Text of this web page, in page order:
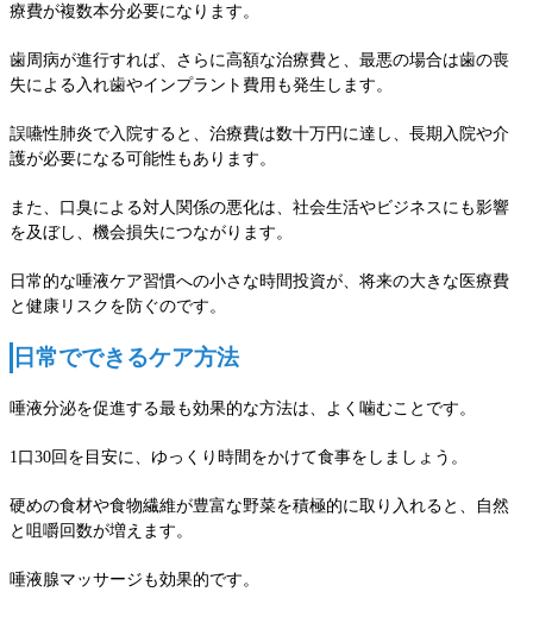
療費が複数本分必要になります。
歯周病が進行すれば、さらに高額な治療費と、最悪の場合は歯の喪
失による入れ歯やインプラント費用も発生します。
誤嚥性肺炎で入院すると、治療費は数十万円に達し、長期入院や介
護が必要になる可能性もあります。
また、口臭による対人関係の悪化は、社会生活やビジネスにも影響
を及ぼし、機会損失につながります。
日常的な唾液ケア習慣への小さな時間投資が、将来の大きな医療費
と健康リスクを防ぐのです。
日常でできるケア方法
唾液分泌を促進する最も効果的な方法は、よく噛むことです。
1口30回を目安に、ゆっくり時間をかけて食事をしましょう。
硬めの食材や食物繊維が豊富な野菜を積極的に取り入れると、自然
と咀嚼回数が増えます。
唾液腺マッサージも効果的です。